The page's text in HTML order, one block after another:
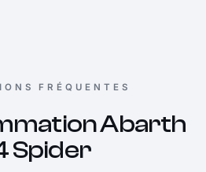
FRÉQUENTES
Abarth
Spider